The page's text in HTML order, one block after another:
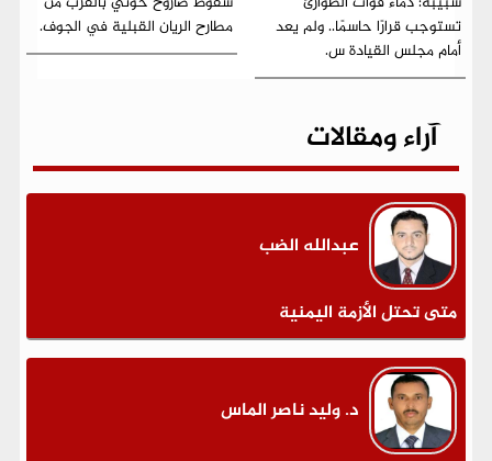
تستوجب قرارًا حاسمًا.. ولم يعد
أمام مجلس القيادة س.
مطارح الريان القبلية في الجوف.
آراء ومقالات
عبدالله الضب
متى تحتل الأزمة اليمنية
د. وليد ناصر الماس